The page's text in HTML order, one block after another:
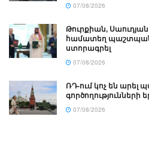
07/08/2026
Թուրքիան,
համատեղ
ստորագրել
07/08/2026
ՌԴ-ում կոչ են
07/08/2026